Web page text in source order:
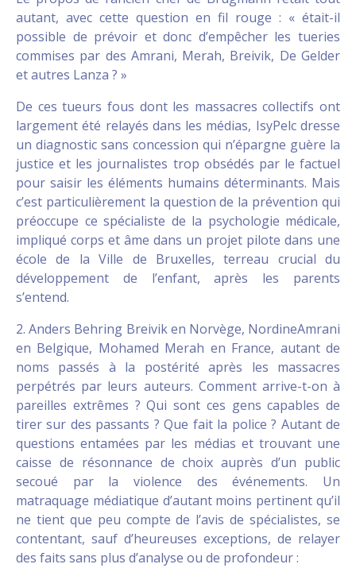
autant, avec cette question en fil rouge : « était-il
possible de prévoir et donc d’empêcher les tueries
commises par des Amrani, Merah, Breivik, De Gelder
et autres Lanza ? »
De ces tueurs fous dont les massacres collectifs ont
largement été relayés dans les médias, IsyPelc dresse
un diagnostic sans concession qui n’épargne guère la
justice et les journalistes trop obsédés par le factuel
pour saisir les éléments humains déterminants. Mais
c’est particulièrement la question de la prévention qui
préoccupe ce spécialiste de la psychologie médicale,
impliqué corps et âme dans un projet pilote dans une
école de la Ville de Bruxelles, terreau crucial du
développement de l’enfant, après les parents
s’entend.
2. Anders Behring Breivik en Norvège, NordineAmrani
en Belgique, Mohamed Merah en France, autant de
noms passés à la postérité après les massacres
perpétrés par leurs auteurs. Comment arrive-t-on à
pareilles extrêmes ? Qui sont ces gens capables de
tirer sur des passants ? Que fait la police ? Autant de
questions entamées par les médias et trouvant une
caisse de résonnance de choix auprès d’un public
secoué par la violence des événements. Un
matraquage médiatique d’autant moins pertinent qu’il
ne tient que peu compte de l’avis de spécialistes, se
contentant, sauf d’heureuses exceptions, de relayer
des faits sans plus d’analyse ou de profondeur :